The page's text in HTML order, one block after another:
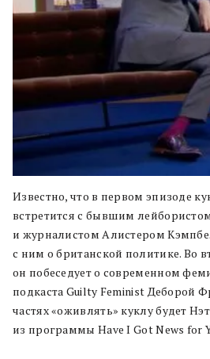
Известно, что в первом эпизоде
встретится с бывшим
и журналистом Алистером
с ним о британской политике. Во
он побеседует о современном
подкаста Guilty Feminist Деборой
частях «оживлять» куклу будет
из программы Have I Got News for